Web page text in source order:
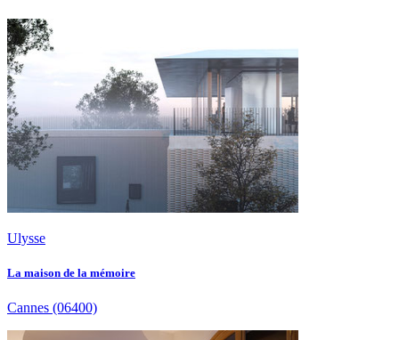
Ulysse
La maison de la mémoire
Cannes (06400)